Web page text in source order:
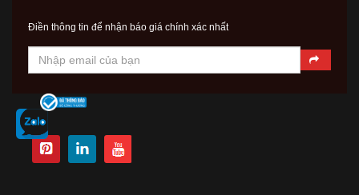
Điền thông tin để nhận báo giá chính xác nhất